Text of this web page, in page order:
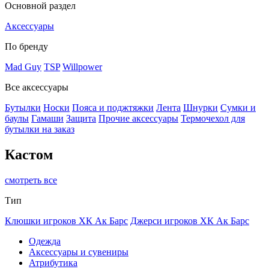
Основной раздел
Аксессуары
По бренду
Mad Guy TSP Willpower
Все аксессуары
Бутылки Носки Пояса и поджтяжки Лента Шнурки Сумки и
баулы Гамаши Защита Прочие аксессуары Термочехол для
бутылки на заказ
Кастом
смотреть все
Тип
Клюшки игроков ХК Ак Барс Джерси игроков ХК Ак Барс
Одежда
Аксессуары и сувениры
Атрибутика